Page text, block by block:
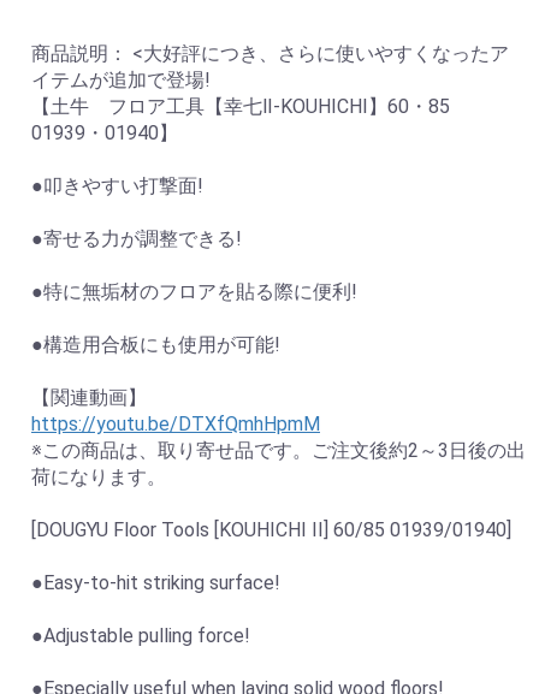
商品説明： <大好評につき、さらに使いやすくなったア
イテムが追加で登場!
【土牛 フロア工具【幸七Ⅱ-KOUHICHI】60・85
01939・01940】
●叩きやすい打撃面!
●寄せる力が調整できる!
●特に無垢材のフロアを貼る際に便利!
●構造用合板にも使用が可能!
【関連動画】
https://youtu.be/DTXfQmhHpmM
※この商品は、取り寄せ品です。ご注文後約2～3日後の出
荷になります。
[DOUGYU Floor Tools [KOUHICHI II] 60/85 01939/01940]
●Easy-to-hit striking surface!
●Adjustable pulling force!
●Especially useful when laying solid wood floors!